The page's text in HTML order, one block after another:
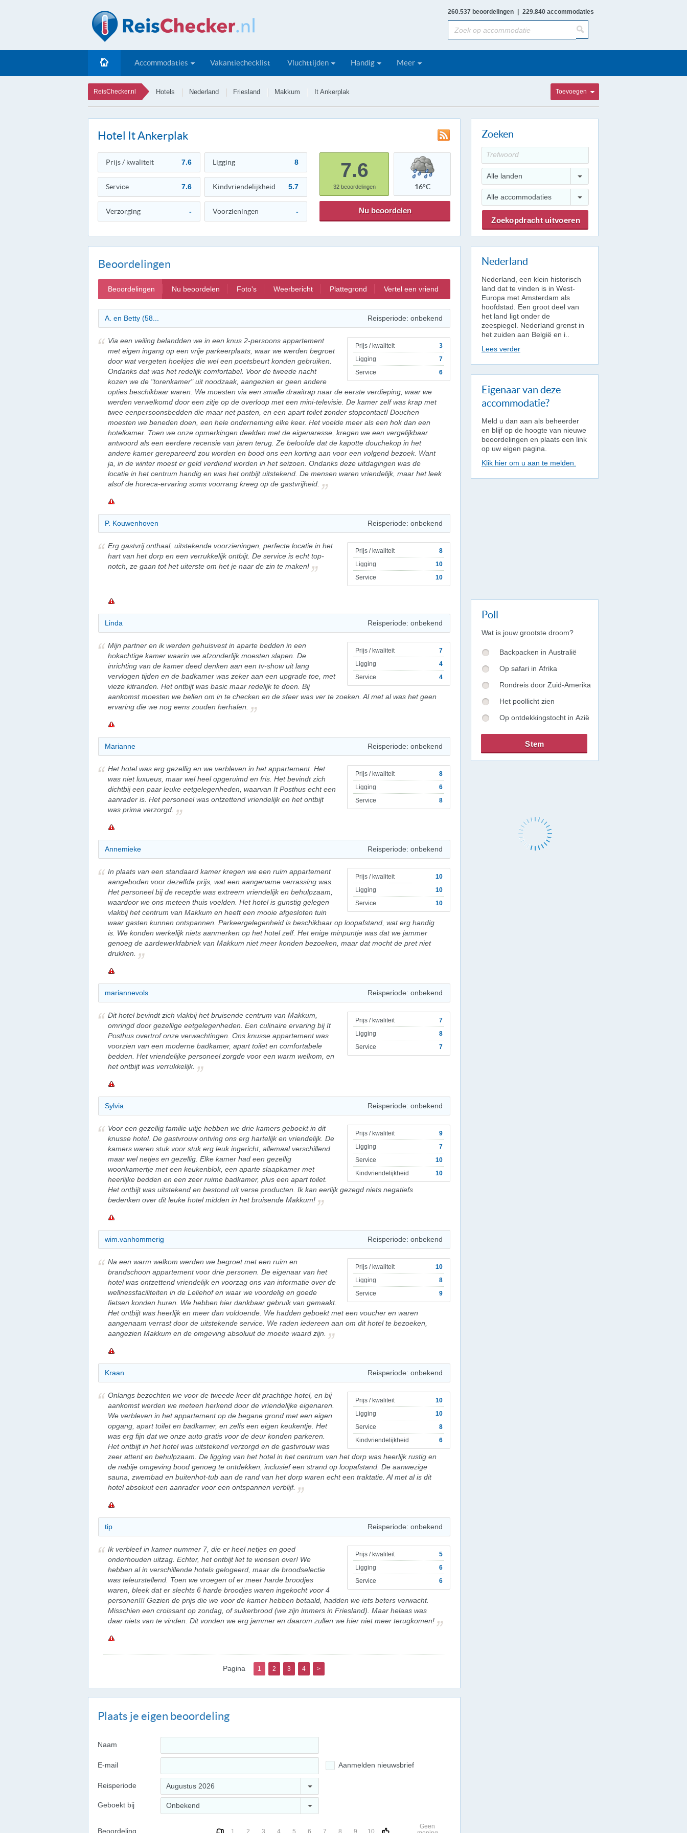
260.537 beoordelingen 229.840 accommodaties
Accommodaties Vakantiechecklist Vluchttijden Handig Meer
ReisChecker.nl Hotels Nederland Friesland Makkum It Ankerplak Toevoegen
Hotel It Ankerplak
Prijs / kwaliteit 7.6 Ligging 8
Service 7.6 Kindvriendelijkheid 5.7
Verzorging - Voorzieningen -
7.6
32beoordelingen 16°C
Nu beoordelen
Beoordelingen
Beoordelingen Nu beoordelen Foto's Weerbericht Plattegrond Vertel een vriend
A. en Betty (58... Reisperiode: onbekend
Prijs / kwaliteit
3
Ligging
7
Service
6
Via een veiling belandden we in een knus 2-persoons appartement
met eigen ingang op een vrije parkeerplaats, waar we werden begroet
door wat vergeten hoekjes die wel een poetsbeurt konden gebruiken.
Ondanks dat was het redelijk comfortabel. Voor de tweede nacht
kozen we de "torenkamer" uit noodzaak, aangezien er geen andere
opties beschikbaar waren. We moesten via een smalle draaitrap naar de eerste verdieping, waar we
werden verwelkomd door een zitje op de overloop met een mini-televisie. De kamer zelf was krap met
twee eenpersoonsbedden die maar net pasten, en een apart toilet zonder stopcontact! Douchen
moesten we beneden doen, een hele onderneming elke keer. Het voelde meer als een hok dan een
hotelkamer. Toen we onze opmerkingen deelden met de eigenaresse, kregen we een vergelijkbaar
antwoord als een eerdere recensie van jaren terug. Ze beloofde dat de kapotte douchekop in het
andere kamer gerepareerd zou worden en bood ons een korting aan voor een volgend bezoek. Want
ja, in de winter moest er geld verdiend worden in het seizoen. Ondanks deze uitdagingen was de
locatie in het centrum handig en was het ontbijt uitstekend. De mensen waren vriendelijk, maar het leek
alsof de horeca-ervaring soms voorrang kreeg op de gastvrijheid.
P. Kouwenhoven Reisperiode: onbekend
Prijs / kwaliteit
8
Ligging
10
Service
10
Erg gastvrij onthaal, uitstekende voorzieningen, perfecte locatie in het
hart van het dorp en een verrukkelijk ontbijt. De service is echt top-
notch, ze gaan tot het uiterste om het je naar de zin te maken!
Linda Reisperiode: onbekend
Prijs / kwaliteit
7
Ligging
4
Service
4
Mijn partner en ik werden gehuisvest in aparte bedden in een
hokachtige kamer waarin we afzonderlijk moesten slapen. De
inrichting van de kamer deed denken aan een tv-show uit lang
vervlogen tijden en de badkamer was zeker aan een upgrade toe, met
vieze kitranden. Het ontbijt was basic maar redelijk te doen. Bij
aankomst moesten we bellen om in te checken en de sfeer was ver te zoeken. Al met al was het geen
ervaring die we nog eens zouden herhalen.
Marianne Reisperiode: onbekend
Prijs / kwaliteit
8
Ligging
6
Service
8
Het hotel was erg gezellig en we verbleven in het appartement. Het
was niet luxueus, maar wel heel opgeruimd en fris. Het bevindt zich
dichtbij een paar leuke eetgelegenheden, waarvan It Posthus echt een
aanrader is. Het personeel was ontzettend vriendelijk en het ontbijt
was prima verzorgd.
Annemieke Reisperiode: onbekend
Prijs / kwaliteit
10
Ligging
10
Service
10
In plaats van een standaard kamer kregen we een ruim appartement
aangeboden voor dezelfde prijs, wat een aangename verrassing was.
Het personeel bij de receptie was extreem vriendelijk en behulpzaam,
waardoor we ons meteen thuis voelden. Het hotel is gunstig gelegen
vlakbij het centrum van Makkum en heeft een mooie afgesloten tuin
waar gasten kunnen ontspannen. Parkeergelegenheid is beschikbaar op loopafstand, wat erg handig
is. We konden werkelijk niets aanmerken op het hotel zelf. Het enige minpuntje was dat we jammer
genoeg de aardewerkfabriek van Makkum niet meer konden bezoeken, maar dat mocht de pret niet
drukken.
mariannevols Reisperiode: onbekend
Prijs / kwaliteit
7
Ligging
8
Service
7
Dit hotel bevindt zich vlakbij het bruisende centrum van Makkum,
omringd door gezellige eetgelegenheden. Een culinaire ervaring bij It
Posthus overtrof onze verwachtingen. Ons knusse appartement was
voorzien van een moderne badkamer, apart toilet en comfortabele
bedden. Het vriendelijke personeel zorgde voor een warm welkom, en
het ontbijt was verrukkelijk.
Sylvia Reisperiode: onbekend
Prijs / kwaliteit
9
Ligging
7
Service
10
Kindvriendelijkheid
10
Voor een gezellig familie uitje hebben we drie kamers geboekt in dit
knusse hotel. De gastvrouw ontving ons erg hartelijk en vriendelijk. De
kamers waren stuk voor stuk erg leuk ingericht, allemaal verschillend
maar wel netjes en gezellig. Elke kamer had een gezellig
woonkamertje met een keukenblok, een aparte slaapkamer met
heerlijke bedden en een zeer ruime badkamer, plus een apart toilet.
Het ontbijt was uitstekend en bestond uit verse producten. Ik kan eerlijk gezegd niets negatiefs
bedenken over dit leuke hotel midden in het bruisende Makkum!
wim.vanhommerig Reisperiode: onbekend
Prijs / kwaliteit
10
Ligging
8
Service
9
Na een warm welkom werden we begroet met een ruim en
brandschoon appartement voor drie personen. De eigenaar van het
hotel was ontzettend vriendelijk en voorzag ons van informatie over de
wellnessfaciliteiten in de Leliehof en waar we voordelig en goede
fietsen konden huren. We hebben hier dankbaar gebruik van gemaakt.
Het ontbijt was heerlijk en meer dan voldoende. We hadden geboekt met een voucher en waren
aangenaam verrast door de uitstekende service. We raden iedereen aan om dit hotel te bezoeken,
aangezien Makkum en de omgeving absoluut de moeite waard zijn.
Kraan Reisperiode: onbekend
Prijs / kwaliteit
10
Ligging
10
Service
8
Kindvriendelijkheid
6
Onlangs bezochten we voor de tweede keer dit prachtige hotel, en bij
aankomst werden we meteen herkend door de vriendelijke eigenaren.
We verbleven in het appartement op de begane grond met een eigen
opgang, apart toilet en badkamer, en zelfs een eigen keukentje. Het
was erg fijn dat we onze auto gratis voor de deur konden parkeren.
Het ontbijt in het hotel was uitstekend verzorgd en de gastvrouw was
zeer attent en behulpzaam. De ligging van het hotel in het centrum van het dorp was heerlijk rustig en
de nabije omgeving bood genoeg te ontdekken, inclusief een strand op loopafstand. De aanwezige
sauna, zwembad en buitenhot-tub aan de rand van het dorp waren echt een traktatie. Al met al is dit
hotel absoluut een aanrader voor een ontspannen verblijf.
tip Reisperiode: onbekend
Prijs / kwaliteit
5
Ligging
6
Service
6
Ik verbleef in kamer nummer 7, die er heel netjes en goed
onderhouden uitzag. Echter, het ontbijt liet te wensen over! We
hebben al in verschillende hotels gelogeerd, maar de broodselectie
was teleurstellend. Toen we vroegen of er meer harde broodjes
waren, bleek dat er slechts 6 harde broodjes waren ingekocht voor 4
personen!!! Gezien de prijs die we voor de kamer hebben betaald, hadden we iets beters verwacht.
Misschien een croissant op zondag, of suikerbrood (we zijn immers in Friesland). Maar helaas was
daar niets van te vinden. Dit vonden we erg jammer en daarom zullen we hier niet meer terugkomen!
Pagina 1 2 3 4 >
Plaats je eigen beoordeling
Naam
E-mail Aanmelden nieuwsbrief
Reisperiode Augustus 2026
Geboekt bij Onbekend
Beoordeling 1 2 3 4 5 6 7 8 9 10
Geen
Zoeken
Alle landen
Alle accommodaties
Nederland
Nederland, een klein historisch
land dat te vinden is in West-
Europa met Amsterdam als
hoofdstad. Een groot deel van
het land ligt onder de
zeespiegel. Nederland grenst in
het zuiden aan België en i..
Lees verder
Eigenaar van deze
accommodatie?
Meld u dan aan als beheerder
en blijf op de hoogte van nieuwe
beoordelingen en plaats een link
op uw eigen pagina.
Klik hier om u aan te melden.
Poll
Wat is jouw grootste droom?
Backpacken in Australië
Op safari in Afrika
Rondreis door Zuid-Amerika
Het poollicht zien
Op ontdekkingstocht in Azië